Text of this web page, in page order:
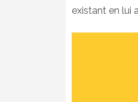
existant en lui